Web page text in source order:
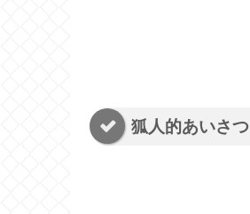
狐人的あいさつ